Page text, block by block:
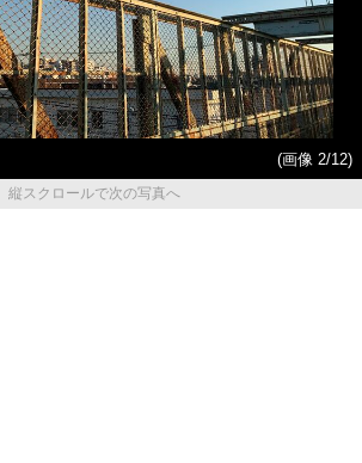
(画像 2/12)
縦スクロールで次の写真へ